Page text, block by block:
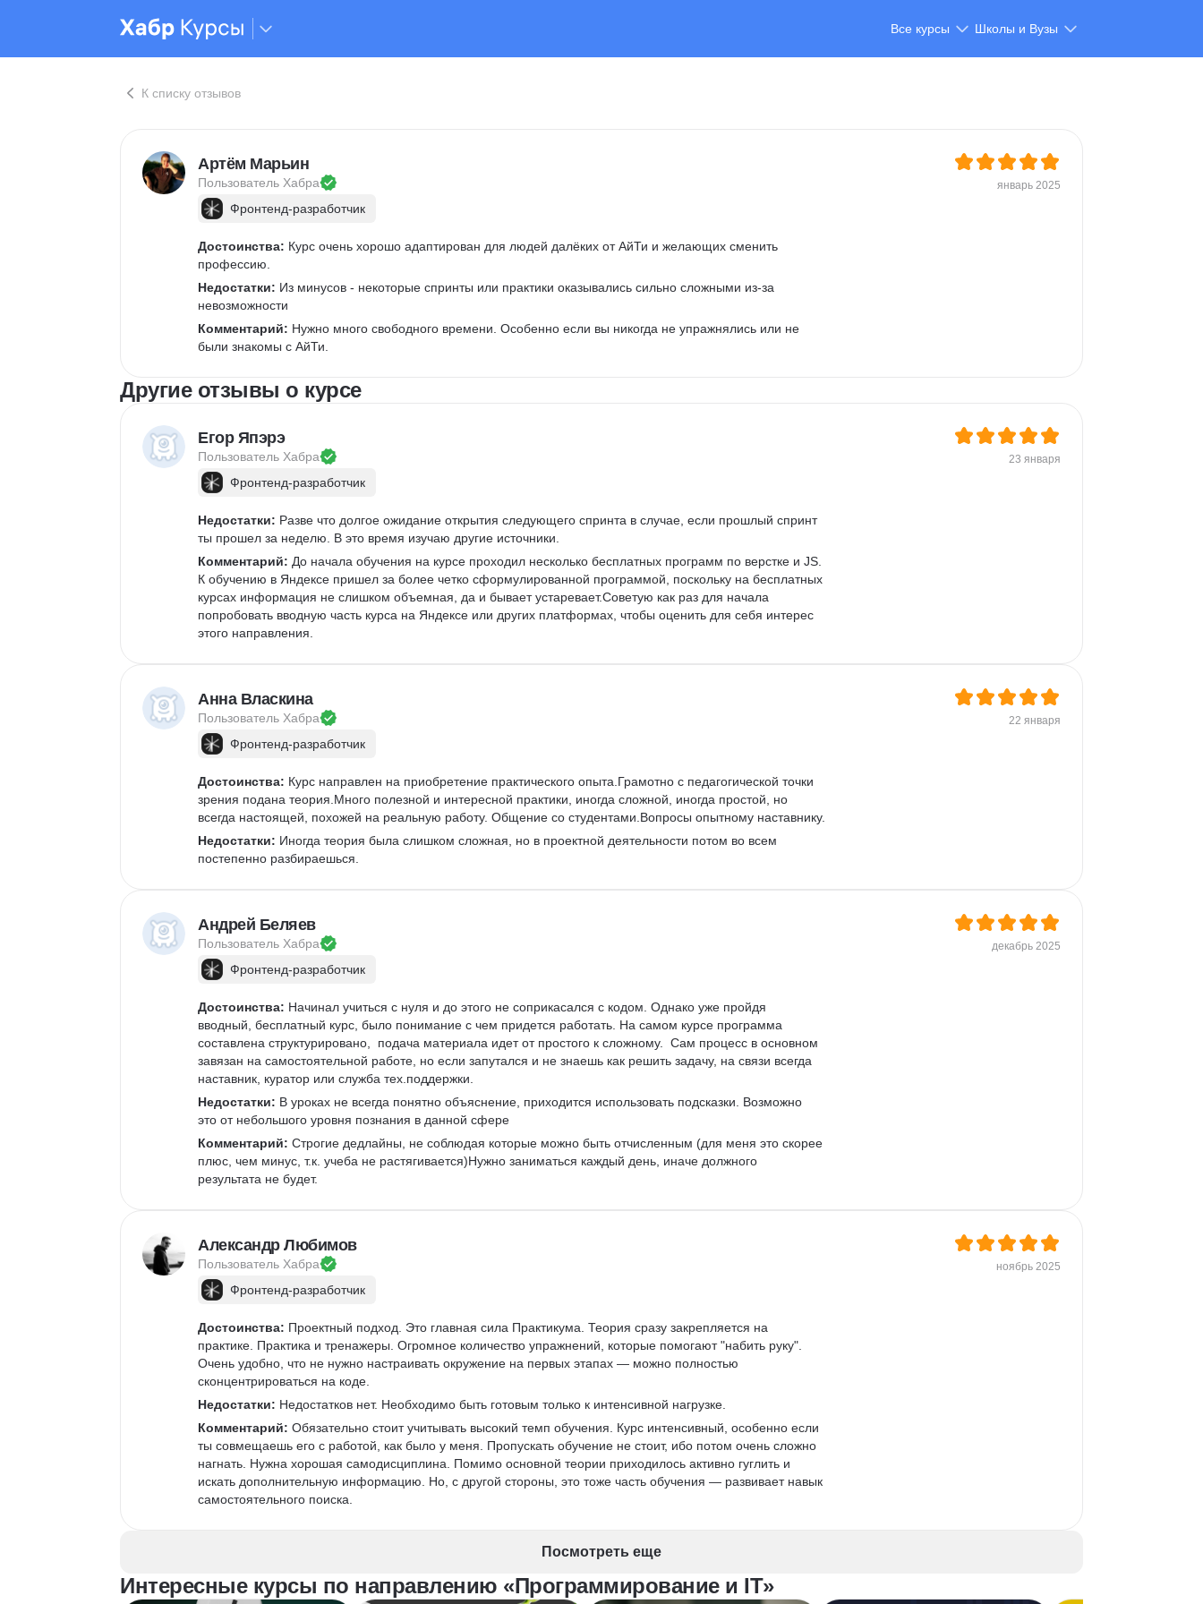
Все курсы Школы и Вузы
К списку отзывов
Артём Марьин
Пользователь Хабра январь 2025
Фронтенд-разработчик
Достоинства: Курс очень хорошо адаптирован для людей далёких от АйТи и желающих сменить
профессию.
Недостатки: Из минусов - некоторые спринты или практики оказывались сильно сложными из-за
невозможности
Комментарий: Нужно много свободного времени. Особенно если вы никогда не упражнялись или не
были знакомы с АйТи.
Другие отзывы о курсе
Егор Япэрэ
Пользователь Хабра 23 января
Фронтенд-разработчик
Недостатки: Разве что долгое ожидание открытия следующего спринта в случае, если прошлый спринт
ты прошел за неделю. В это время изучаю другие источники.
Комментарий: До начала обучения на курсе проходил несколько бесплатных программ по верстке и JS.
К обучению в Яндексе пришел за более четко сформулированной программой, поскольку на бесплатных
курсах информация не слишком объемная, да и бывает устаревает.Советую как раз для начала
попробовать вводную часть курса на Яндексе или других платформах, чтобы оценить для себя интерес
этого направления.
Анна Власкина
Пользователь Хабра 22 января
Фронтенд-разработчик
Достоинства: Курс направлен на приобретение практического опыта.Грамотно с педагогической точки
зрения подана теория.Много полезной и интересной практики, иногда сложной, иногда простой, но
всегда настоящей, похожей на реальную работу. Общение со студентами.Вопросы опытному наставнику.
Недостатки: Иногда теория была слишком сложная, но в проектной деятельности потом во всем
постепенно разбираешься.
Андрей Беляев
Пользователь Хабра декабрь 2025
Фронтенд-разработчик
Достоинства: Начинал учиться с нуля и до этого не соприкасался с кодом. Однако уже пройдя
вводный, бесплатный курс, было понимание с чем придется работать. На самом курсе программа
составлена структурировано,  подача материала идет от простого к сложному.  Сам процесс в основном
завязан на самостоятельной работе, но если запутался и не знаешь как решить задачу, на связи всегда
наставник, куратор или служба тех.поддержки.
Недостатки: В уроках не всегда понятно объяснение, приходится использовать подсказки. Возможно
это от небольшого уровня познания в данной сфере
Комментарий: Строгие дедлайны, не соблюдая которые можно быть отчисленным (для меня это скорее
плюс, чем минус, т.к. учеба не растягивается)Нужно заниматься каждый день, иначе должного
результата не будет.
Александр Любимов
Пользователь Хабра ноябрь 2025
Фронтенд-разработчик
Достоинства: Проектный подход. Это главная сила Практикума. Теория сразу закрепляется на
практике. Практика и тренажеры. Огромное количество упражнений, которые помогают "набить руку".
Очень удобно, что не нужно настраивать окружение на первых этапах — можно полностью
сконцентрироваться на коде.
Недостатки: Недостатков нет. Необходимо быть готовым только к интенсивной нагрузке.
Комментарий: Обязательно стоит учитывать высокий темп обучения. Курс интенсивный, особенно если
ты совмещаешь его с работой, как было у меня. Пропускать обучение не стоит, ибо потом очень сложно
нагнать. Нужна хорошая самодисциплина. Помимо основной теории приходилось активно гуглить и
искать дополнительную информацию. Но, с другой стороны, это тоже часть обучения — развивает навык
самостоятельного поиска.
Посмотреть еще
Интересные курсы по направлению «Программирование и IT»